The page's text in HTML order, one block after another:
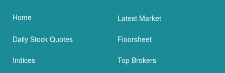
Home Latest Market
Daily Stock Quotes Floorsheet
Indices Top Brokers